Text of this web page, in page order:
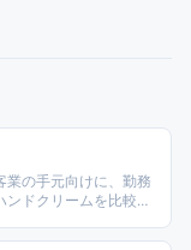
業の手元向けに、勤務
ドクリームを比較。